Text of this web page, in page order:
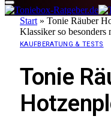
Start » Tonie Räuber
Klassiker so besonders
KAUFBERATUNG & TESTS
Tonie